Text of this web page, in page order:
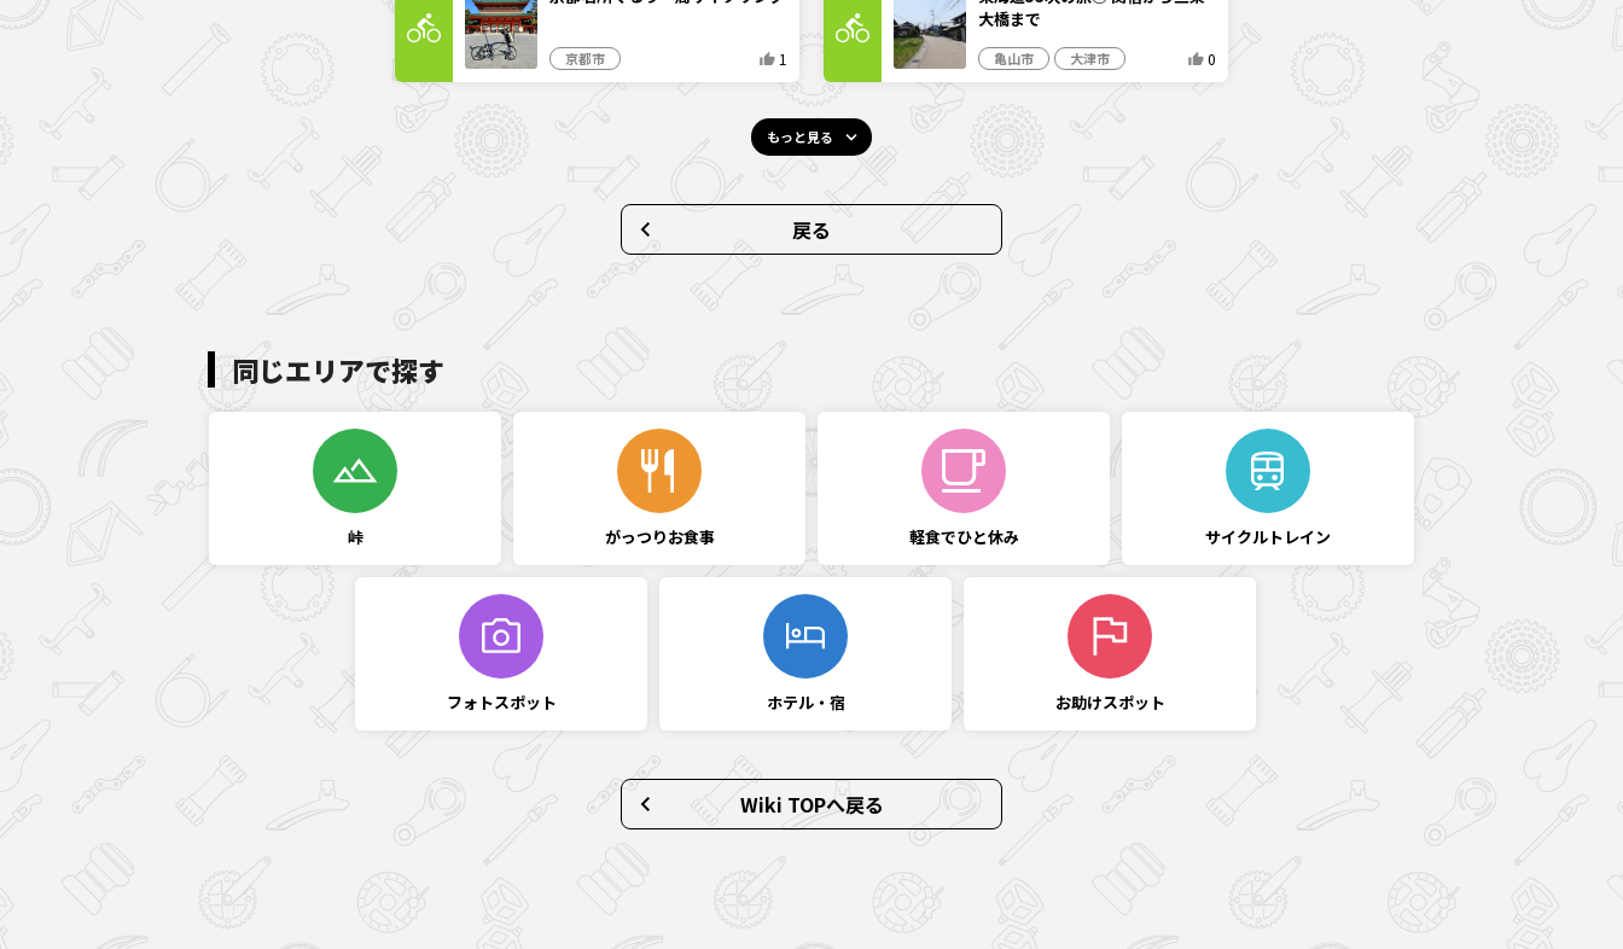
京都市 1
大橋まで
亀山市 大津市 0
もっと見る
戻る
同じエリアで探す
峠 がっつりお食事 軽食でひと休み サイクルトレイン
フォトスポット ホテル・宿 お助けスポット
Wiki TOPへ戻る